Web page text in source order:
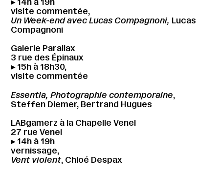
visite commentée,
Un Week-end avec Lucas Compagnoni, Lucas
Compagnoni
Galerie Parallax
3 rue des Épinaux
▸ 15h à 18h30,
visite commentée
Essentia, Photographie contemporaine,
Steffen Diemer, Bertrand Hugues
LABgamerz à la Chapelle Venel
27 rue Venel
▸ 14h à 19h
vernissage,
Vent violent, Chloé Despax